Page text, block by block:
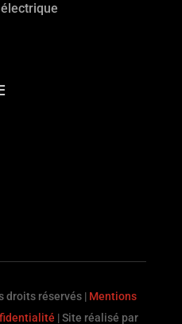
droits réservés | Mentions
| Site réalisé par